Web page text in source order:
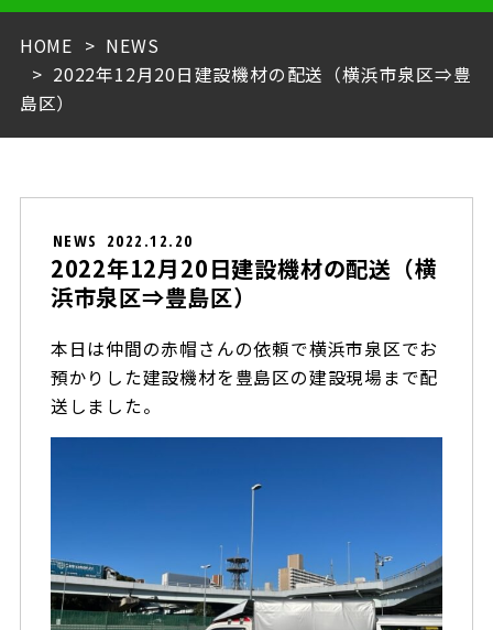
HOME
NEWS
2022年12月20日建設機材の配送（横浜市泉区⇒豊
島区）
NEWS 2022.12.20
2022年12月20日建設機材の配送（横
浜市泉区⇒豊島区）
本日は仲間の赤帽さんの依頼で横浜市泉区でお
預かりした建設機材を豊島区の建設現場まで配
送しました。